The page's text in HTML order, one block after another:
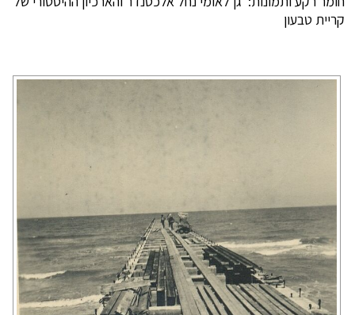
קריית טבעון